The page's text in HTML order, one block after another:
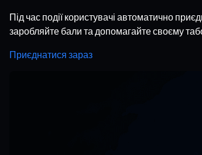
Під час події користувачі автоматично
заробляйте бали та допомагайте своєму
Приєднатися зараз